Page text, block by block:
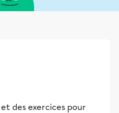
des exercices pour